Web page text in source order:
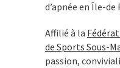
d’apnée en Île-de
Affilié à la
de Sports Sous-
passion,